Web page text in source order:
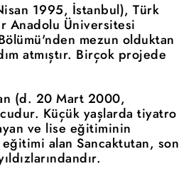
1995, İstanbul), Türk
Anadolu Üniversitesi
mezun olduktan
atmıştır. Birçok projede
(d. 20 Mart 2000,
Küçük yaşlarda tiyatro
ve lise eğitiminin
alan Sancaktutan, son